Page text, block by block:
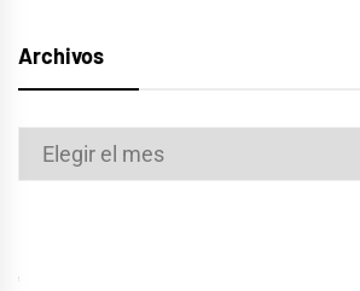
Archivos
Archivos